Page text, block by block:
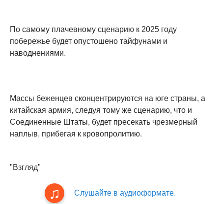
По самому плачевному сценарию к 2025 году
побережье будет опустошено тайфунами и
наводнениями.
Массы беженцев сконцентрируются на юге страны, а
китайская армия, следуя тому же сценарию, что и
Соединенные Штаты, будет пресекать чрезмерный
наплыв, прибегая к кровопролитию.
"Взгляд"
Слушайте в аудиоформате.